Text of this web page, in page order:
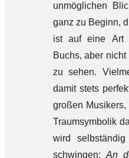
unmöglichen
ganz zu Beginn,
ist auf eine Art
Buchs, aber
zu sehen.
damit stets
großen
Traumsymbolik
wird
schwingen: An